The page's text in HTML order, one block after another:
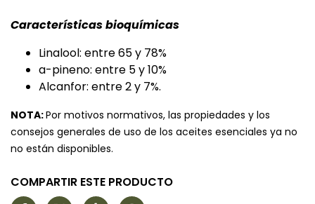
Características bioquímicas
Linalool: entre 65 y 78%
a-pineno: entre 5 y 10%
Alcanfor: entre 2 y 7%.
NOTA:Por motivos normativos, las propiedades y los
consejos generales de uso de los aceites esenciales ya no
no están disponibles.
COMPARTIR ESTE PRODUCTO